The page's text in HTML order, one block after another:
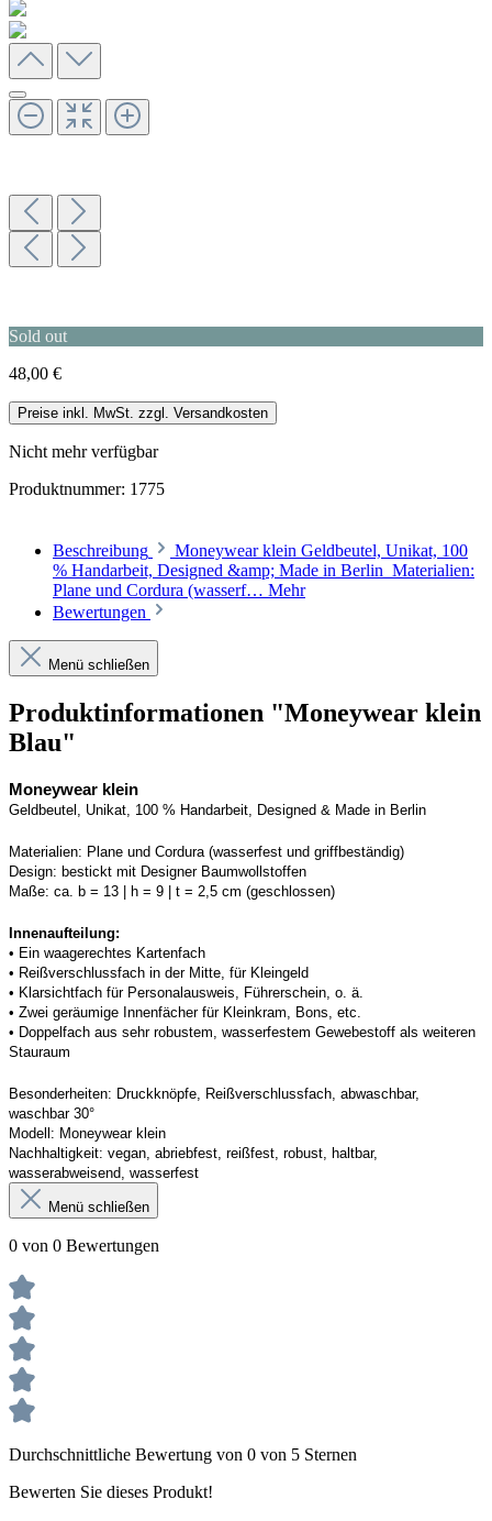
Sold out
48,00 €
Preise inkl. MwSt. zzgl. Versandkosten
Nicht mehr verfügbar
Produktnummer: 1775
Beschreibung
Moneywear klein Geldbeutel, Unikat, 100
% Handarbeit, Designed &amp; Made in Berlin Materialien:
Plane und Cordura (wasserf… Mehr
Bewertungen
Menü schließen
Produktinformationen "Moneywear klein
Blau"
Moneywear klein
Geldbeutel, Unikat, 100 % Handarbeit, Designed & Made in Berlin
Materialien: Plane und Cordura (wasserfest und griffbeständig)
Design: bestickt mit Designer Baumwollstoffen
Maße: ca. b = 13 | h = 9 | t = 2,5 cm (geschlossen)
Innenaufteilung:
• Ein waagerechtes Kartenfach
• Reißverschlussfach in der Mitte, für Kleingeld
• Klarsichtfach für Personalausweis, Führerschein, o. ä.
• Zwei geräumige Innenfächer für Kleinkram, Bons, etc.
• Doppelfach aus sehr robustem, wasserfestem Gewebestoff als weiteren
Stauraum
Besonderheiten: Druckknöpfe, Reißverschlussfach, abwaschbar,
waschbar 30°
Modell: Moneywear klein
Nachhaltigkeit: vegan, abriebfest, reißfest, robust haltbar,
wasserabweisend, wasserfest
Menü schließen
0 von 0 Bewertungen
Durchschnittliche Bewertung von 0 von 5 Sternen
Bewerten Sie dieses Produkt!